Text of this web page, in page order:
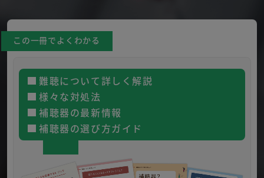
この一冊でよくわかる
難聴について詳しく解説
様々な対処法
補聴器の最新情報
補聴器の選び方ガイド